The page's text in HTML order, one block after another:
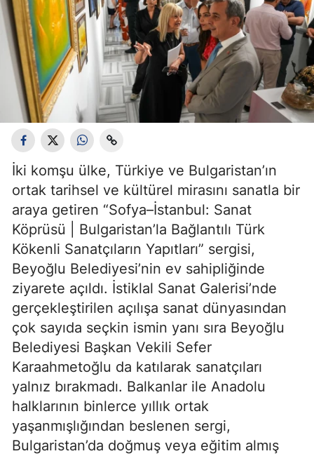
İki komşu ülke, Türkiye ve Bulgaristan’ın
ortak tarihsel ve kültürel mirasını sanatla bir
araya getiren “Sofya–İstanbul: Sanat
Köprüsü | Bulgaristan’la Bağlantılı Türk
Kökenli Sanatçıların Yapıtları” sergisi,
Beyoğlu Belediyesi’nin ev sahipliğinde
ziyarete açıldı. İstiklal Sanat Galerisi’nde
gerçekleştirilen açılışa sanat dünyasından
çok sayıda seçkin ismin yanı sıra Beyoğlu
Belediyesi Başkan Vekili Sefer
Karaahmetoğlu da katılarak sanatçıları
yalnız bırakmadı. Balkanlar ile Anadolu
halklarının binlerce yıllık ortak
yaşanmışlığından beslenen sergi,
Bulgaristan’da doğmuş veya eğitim almış